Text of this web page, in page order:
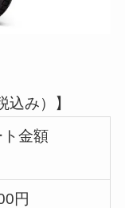
込み）】
金額
円